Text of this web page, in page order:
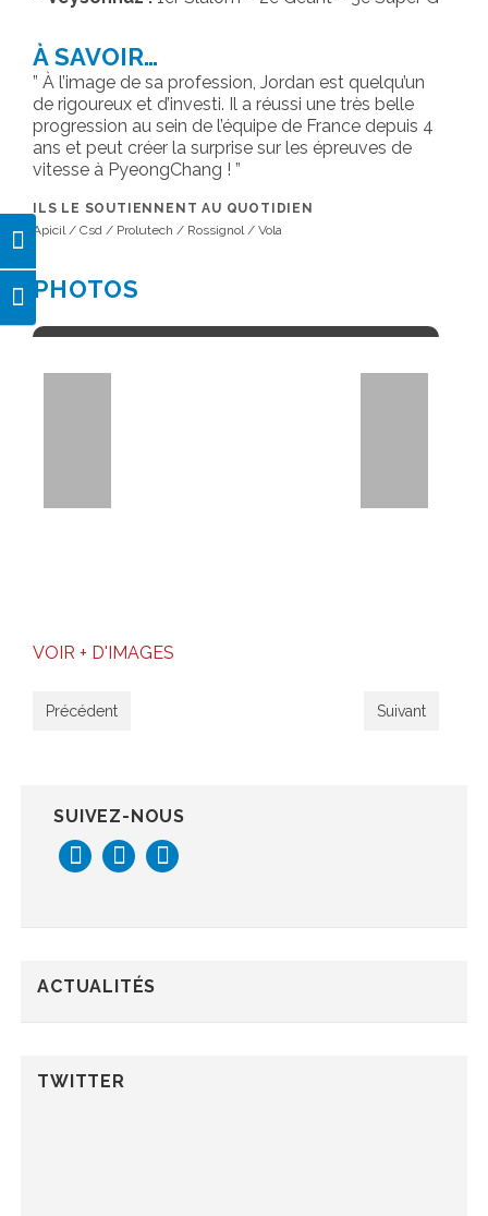
Passer en contraste élevé
Changer la taille de la police
À SAVOIR…
À l’image de sa profession, Jordan est quelqu’un
de rigoureux et d’investi. Il a réussi une très belle
progression au sein de l’équipe de France depuis 4
ans et peut créer la surprise sur les épreuves de
vitesse à PyeongChang !
ILS LE SOUTIENNENT AU QUOTIDIEN
Apicil / Csd / Prolutech / Rossignol / Vola
PHOTOS
VOIR + D'IMAGES
Précédent Suivant
SUIVEZ-NOUS
ACTUALITÉS
TWITTER